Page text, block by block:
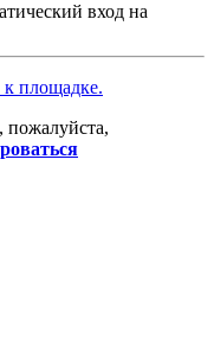
вход на
к площадке.
пожалуйста,